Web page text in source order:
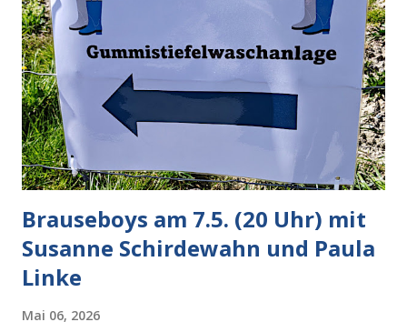
bei diversen Anfragen zu kontroversen Themen auf dem
Weg zu einer Antwort erst einmal Elons eigene Sicht der
Dinge auf Twitter abfragen und entscheidend relevant
verarbeiten muss. Das ist lächerlich und gefährlich
zugleich. Denn eine Information fehlt noch, Grok soll
künftig in den US-amerikanischen Behörden mitarbeiten,
zuvord...
Brauseboys am 7.5. (20 Uhr) mit
Susanne Schirdewahn und Paula
Linke
Mai 06, 2026